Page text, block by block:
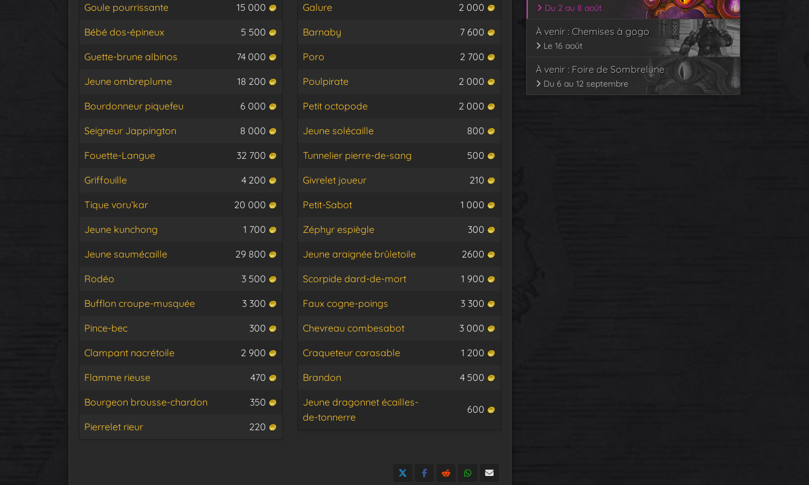
Goule pourrissante 15 000
Bébé dos-épineux 5 500
Guette-brune albinos 74 000
Jeune ombreplume 18 200
Bourdonneur piquefeu 6 000
Seigneur Jappington 8 000
Fouette-Langue 32 700
Griffouille 4 200
Tique voru’kar 20 000
Jeune kunchong 1 700
Jeune saumécaille 29 800
Rodéo 3 500
Bufflon croupe-musquée 3 300
Pince-bec 300
Clampant nacrétoile 2 900
Flamme rieuse 470
Bourgeon brousse-chardon 350
Pierrelet rieur 220
Galure 2 000
Barnaby 7 600
Poro 2 700
Poulpirate 2 000
Petit octopode 2 000
Jeune solécaille 800
Tunnelier pierre-de-sang 500
Givrelet joueur 210
Petit-Sabot 1 000
Zéphyr espiègle 300
Jeune araignée brûletoile 2600
Scorpide dard-de-mort 1 900
Faux cogne-poings 3 300
Chevreau combesabot 3 000
Craqueteur carasable 1 200
Brandon 4 500
Jeune dragonnet écailles-
de-tonnerre
600
Du 2 au 8 août
À venir : Chemises à gogo
Le 16 août
À venir : Foire de Sombrelune
Du 6 au 12 septembre